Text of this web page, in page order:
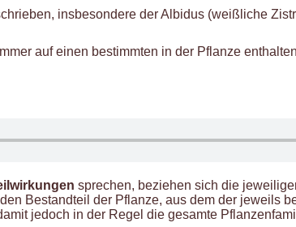
insbesondere der Albidus (weißliche
auf einen bestimmten in der Pflanze
sprechen, beziehen sich die
Bestandteil der Pflanze, aus dem der jeweils
jedoch in der Regel die gesamte